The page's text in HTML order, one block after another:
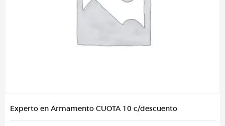
Experto en Armamento CUOTA 10 c/descuento